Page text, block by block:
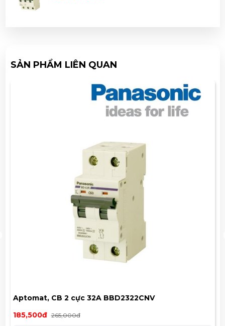
SẢN PHẨM LIÊN QUAN
Aptomat, CB 2 cực 32A BBD2322CNV
185,500đ 265,000đ